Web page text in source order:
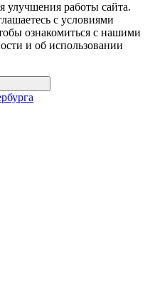
работы сайта.
с условиями
ознакомиться с нашими
и об использовании